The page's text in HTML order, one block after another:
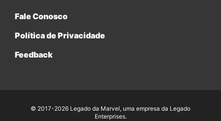
Fale Conosco
Política de Privacidade
Feedback
© 2017-2026 Legado da Marvel, uma empresa da Legado
Enterprises.